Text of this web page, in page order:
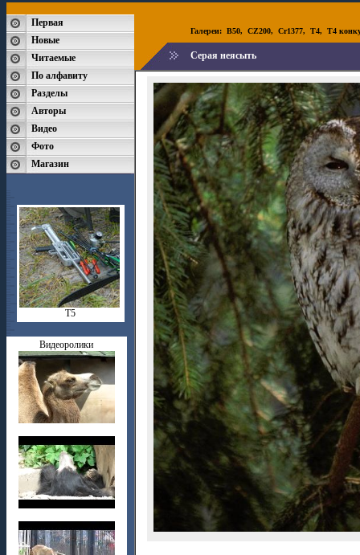
Первая
Новые
Читаемые
По алфавиту
Разделы
Авторы
Видео
Фото
Магазин
Т5
Видеоролики
Галереи: B50, CZ200, Cr1377, T4, T4
Серая неясыть